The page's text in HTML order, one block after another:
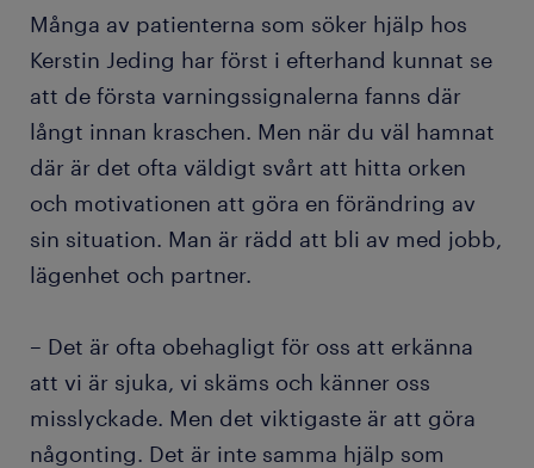
Många av patienterna som söker hjälp hos
Kerstin Jeding har först i efterhand kunnat se
att de första varningssignalerna fanns där
långt innan kraschen. Men när du väl hamnat
där är det ofta väldigt svårt att hitta orken
och motivationen att göra en förändring av
sin situation. Man är rädd att bli av med jobb,
lägenhet och partner.
– Det är ofta obehagligt för oss att erkänna
att vi är sjuka, vi skäms och känner oss
misslyckade. Men det viktigaste är att göra
någonting. Det är inte samma hjälp som